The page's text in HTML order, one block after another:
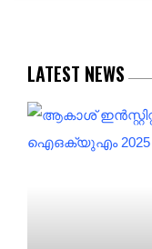
LATEST NEWS